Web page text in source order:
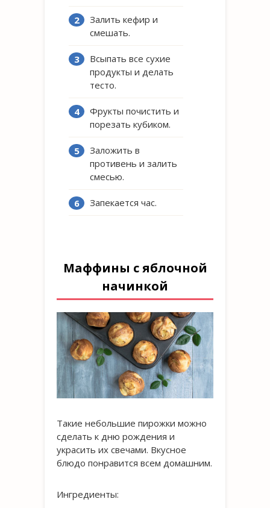
Залить кефир и
смешать.
Всыпать все сухие
продукты и делать
тесто.
Фрукты почистить и
порезать кубиком.
Заложить в
противень и залить
смесью.
Запекается час.
Маффины с яблочной
начинкой
Такие небольшие пирожки можно
сделать к дню рождения и
украсить их свечами. Вкусное
блюдо понравится всем домашним.
Ингредиенты: